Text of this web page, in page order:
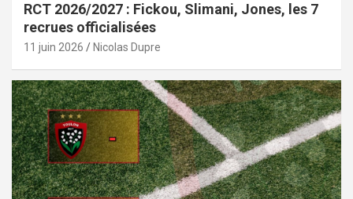
RCT 2026/2027 : Fickou, Slimani, Jones, les 7
recrues officialisées
11 juin 2026 Nicolas Dupre